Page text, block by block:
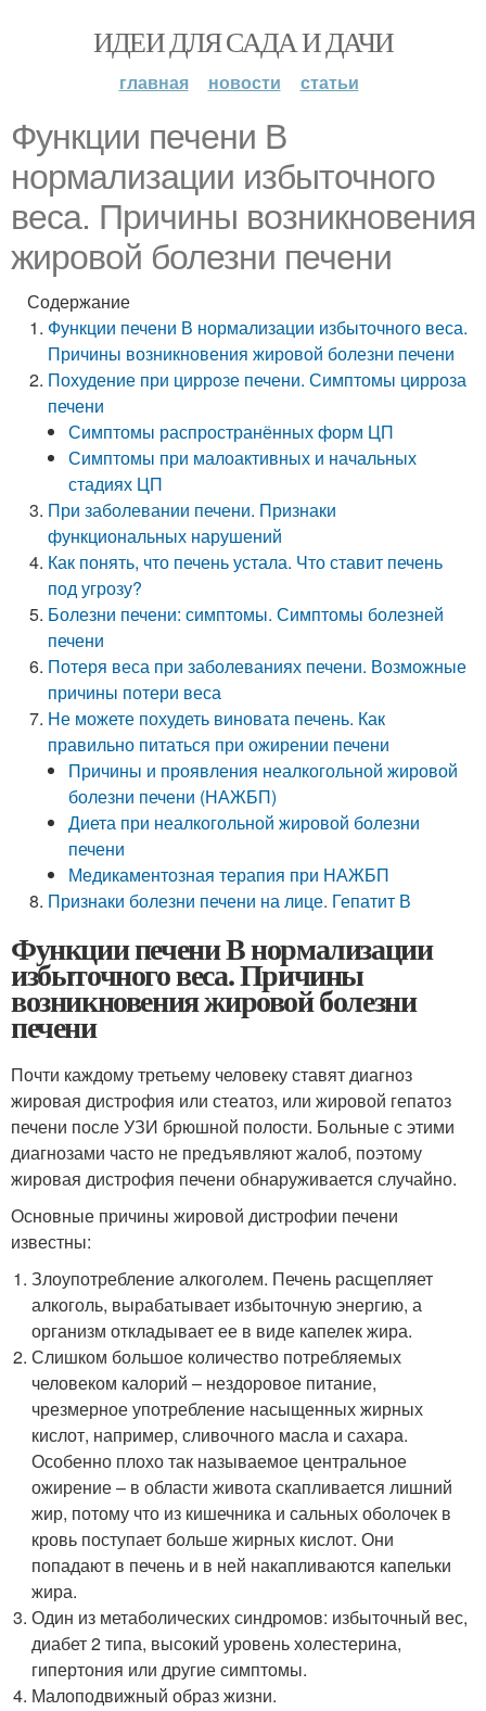
ИДЕИ ДЛЯ САДА И ДАЧИ
главная новости статьи
Функции печени В
нормализации избыточного
веса. Причины возникновения
жировой болезни печени
Содержание
Функции печени В нормализации избыточного веса.
Причины возникновения жировой болезни печени
Похудение при циррозе печени. Симптомы цирроза
печени
Симптомы распространённых форм ЦП
Симптомы при малоактивных и начальных
стадиях ЦП
При заболевании печени. Признаки
функциональных нарушений
Как понять, что печень устала. Что ставит печень
под угрозу?
Болезни печени: симптомы. Симптомы болезней
печени
Потеря веса при заболеваниях печени. Возможные
причины потери веса
Не можете похудеть виновата печень. Как
правильно питаться при ожирении печени
Причины и проявления неалкогольной жировой
болезни печени (НАЖБП)
Диета при неалкогольной жировой болезни
печени
Медикаментозная терапия при НАЖБП
Признаки болезни печени на лице. Гепатит В
Функции печени В нормализации
избыточного веса. Причины
возникновения жировой болезни
печени
Почти каждому третьему человеку ставят диагноз
жировая дистрофия или стеатоз, или жировой гепатоз
печени после УЗИ брюшной полости. Больные с этими
диагнозами часто не предъявляют жалоб, поэтому
жировая дистрофия печени обнаруживается случайно.
Основные причины жировой дистрофии печени
известны:
Злоупотребление алкоголем. Печень расщепляет
алкоголь, вырабатывает избыточную энергию, а
организм откладывает ее в виде капелек жира.
Слишком большое количество потребляемых
человеком калорий – нездоровое питание,
чрезмерное употребление насыщенных жирных
кислот, например, сливочного масла и сахара.
Особенно плохо так называемое центральное
ожирение – в области живота скапливается лишний
жир, потому что из кишечника и сальных оболочек в
кровь поступает больше жирных кислот. Они
попадают в печень и в ней накапливаются капельки
жира.
Один из метаболических синдромов: избыточный вес,
диабет 2 типа, высокий уровень холестерина,
гипертония или другие симптомы.
Малоподвижный образ жизни.